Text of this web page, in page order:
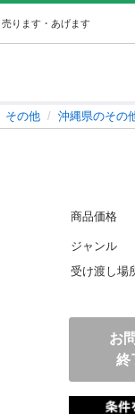
売ります・あげます
その他 沖縄県のその
商品価格
ジャンル
受け渡し場
お
終